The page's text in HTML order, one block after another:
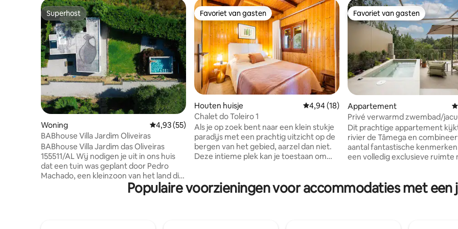
Superhost
Superhost
Woning Gemiddelde beoordeling van 4,93 uit 5, 55 recensies
4,93 (55)
BABhouse Villa Jardim Oliveiras
BABhouse Villa Jardim das Oliveiras
155511/AL Wij nodigen je uit in ons huis
dat een tuin was geplant door Pedro
Machado, een kleinzoon van het land die
het boerderijgebouw van zijn
grootvader Júlio Machado herboren
Favoriet van gasten
Favoriet van gasten
Houten huisje Gemiddelde beoordeling van 4,94 uit 5, 18
4,94 (18)
Chalet do Toleiro 1
Als je op zoek bent naar een klein stukje
paradijs met een prachtig uitzicht op de
bergen van het gebied, aarzel dan niet.
Deze intieme plek kan je toestaan om
deze prachtige regio waar geen tekort is
aan activiteiten ( golf, SPA....) De
Favoriet van gasten
Favoriet van gasten
Appartement
Privé verwarmd zwembad/
uitzicht op de rivier het hele
Dit prachtige appartement
rivier de Tâmega en
aantal fantastische
een volledig exclusieve ruimte
en een paar meter van de
Tâmega. - Zwembad/jacuzzi
Populaire voorzieningen voor accommodaties met een